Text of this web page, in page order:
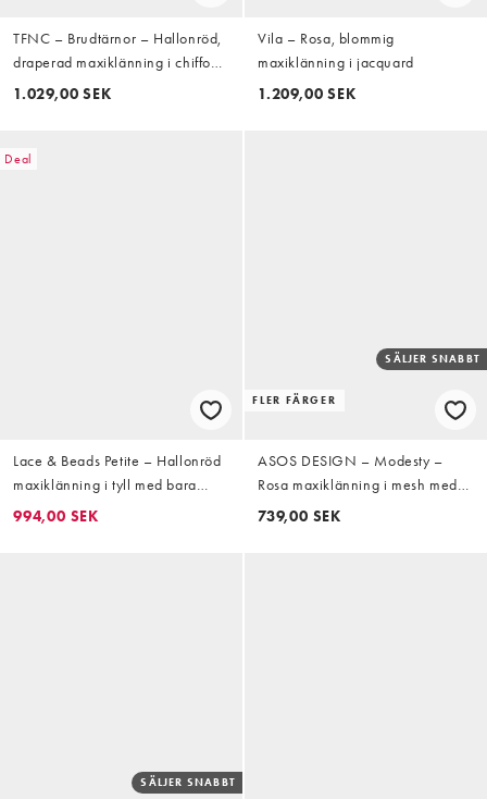
TFNC – Brudtärnor – Hallonröd,
draperad maxiklänning i chiffong
med halterneck
1.029,00 SEK
Vila – Rosa, blommig
maxiklänning i jacquard
1.209,00 SEK
Deal
Lace & Beads Petite – Hallonröd
maxiklänning i tyll med bara
axlar
994,00 SEK
FLER FÄRGER
SÄLJER SNABBT
ASOS DESIGN – Modesty –
Rosa maxiklänning i mesh med
överlager och draperad ringning
739,00 SEK
SÄLJER SNABBT